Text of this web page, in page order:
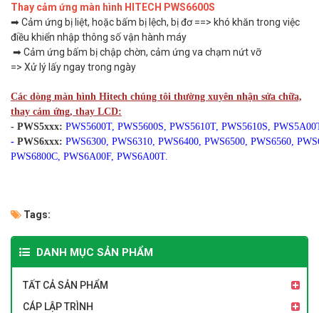
Thay cảm ứng màn hình HITECH PWS6600S
➡ Cảm ứng bị liệt, hoặc bấm bị lệch, bị đơ ==> khó khăn trong việc
điều khiển nhập thông số vận hành máy
➡ Cảm ứng bấm bị chập chờn, cảm ứng va chạm nứt vỡ
=> Xử lý lấy ngay trong ngày
Các dòng màn hình Hitech chúng tôi thường xuyên nhận sửa chữa,
thay cảm ứng, thay LCD:
- PWS5xxx: PWS5600T, PWS5600S, PWS5610T, PWS5610S,
- PWS6xxx: PWS6300, PWS6310, PWS6400, PWS6500, PWS6560,
PWS6800C, PWS6A00F, PWS6A00T.
Tags:
DANH MỤC SẢN PHẨM
TẤT CẢ SẢN PHẨM
CÁP LẬP TRÌNH